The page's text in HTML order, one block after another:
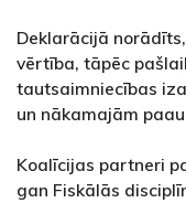
Deklarācijā
vērtība, tāpēc
tautsaimniecības
un nākamajām
Koalīcijas partneri
gan Fiskālās